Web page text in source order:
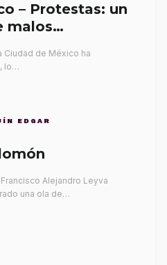
– Protestas: un
malos
Ciudad de México ha
lo…
EDGAR
Alejandro Leyva
una ola de…